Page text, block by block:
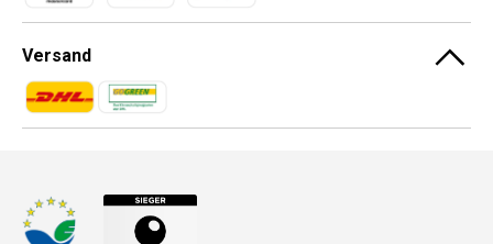
Versand
Zahlungsmethoden
Zahlungsmethoden